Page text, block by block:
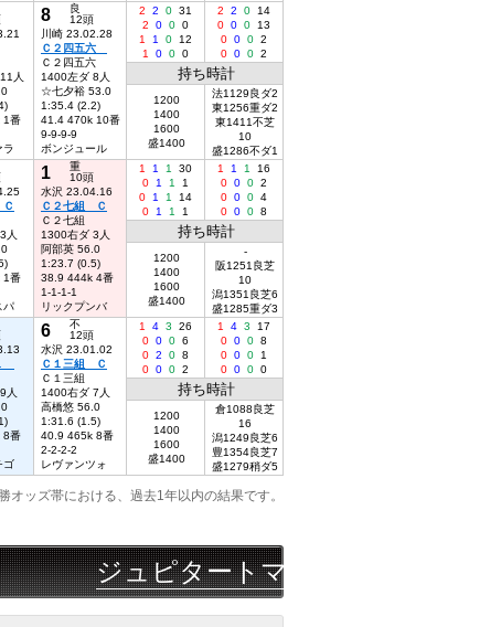
人
1番
ラ
8
良
12頭
川崎 23.02.28
Ｃ２四五六
Ｃ２四五六
1400左ダ 8人
☆七夕裕 53.0
1:35.4 (2.2)
41.4 470k 10番
9-9-9-9
ボンジュール
2 2 0 31
2
0 0 0
1
1 0
12
1
0 0 0
2 2 0
14
0 0 0
13
0 0 0 2
0 0 0 2
持ち時計
1200
1400
1600
盛1400
法1129良ダ2
東1256重ダ2
東1411不芝
10
盛1286不ダ1
人
1番
パ
1
重
10頭
水沢 23.04.16
Ｃ２七組 Ｃ
Ｃ２七組
1300右ダ 3人
阿部英 56.0
1:23.7 (0.5)
38.9 444k 4番
1-1-1-1
リックプンバ
1 1 1
30
0
1 1
1
0
1 1
14
0
1 1 1
1 1 1
16
0 0 0 2
0 0 0 4
0 0 0 8
持ち時計
1200
1400
1600
盛1400
-
阪1251良芝
10
潟1351良芝6
盛1285重ダ3
人
8番
ゴ
6
不
12頭
水沢 23.01.02
Ｃ１三組 Ｃ
Ｃ１三組
1400右ダ 7人
高橋悠 56.0
1:31.6 (1.5)
40.9 465k 8番
2-2-2-2
レヴァンツォ
1 4 3
26
0 0 0 6
0 2 0 8
0 0 0 2
1 4 3
17
0 0 0 8
0 0 0
1
0 0 0 0
持ち時計
1200
1400
1600
盛1400
倉1088良芝
16
潟1249良芝6
豊1354良芝7
盛1279稍ダ5
ッズ帯における、過去1年以内の結果です。
ジュピタートマト 08/07